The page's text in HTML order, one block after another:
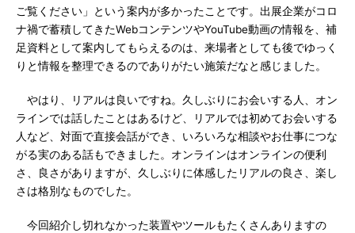
ご覧ください」という案内が多かったことです。出展企業がコロ
ナ禍で蓄積してきたWebコンテンツやYouTube動画の情報を、補
足資料として案内してもらえるのは、来場者としても後でゆっく
りと情報を整理できるのでありがたい施策だなと感じました。
やはり、リアルは良いですね。久しぶりにお会いする人、オン
ラインでは話したことはあるけど、リアルでは初めてお会いする
人など、対面で直接会話ができ、いろいろな相談やお仕事につな
がる実のある話もできました。オンラインはオンラインの便利
さ、良さがありますが、久しぶりに体感したリアルの良さ、楽し
さは格別なものでした。
今回紹介し切れなかった装置やツールもたくさんありますの